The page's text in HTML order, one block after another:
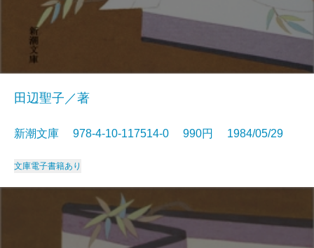
田辺聖子／著
新潮文庫 978-4-10-117514-0 990円 1984/05/29
文庫電子書籍あり